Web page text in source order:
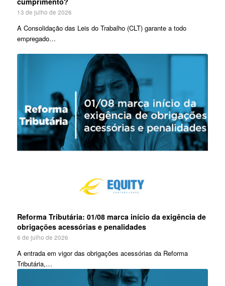
13 de julho de 2026
A Consolidação das Leis do Trabalho (CLT) garante a todo
empregado…
Reforma Tributária: 01/08 marca início da exigência de
obrigações acessórias e penalidades
6 de julho de 2026
A entrada em vigor das obrigações acessórias da Reforma
Tributária,…